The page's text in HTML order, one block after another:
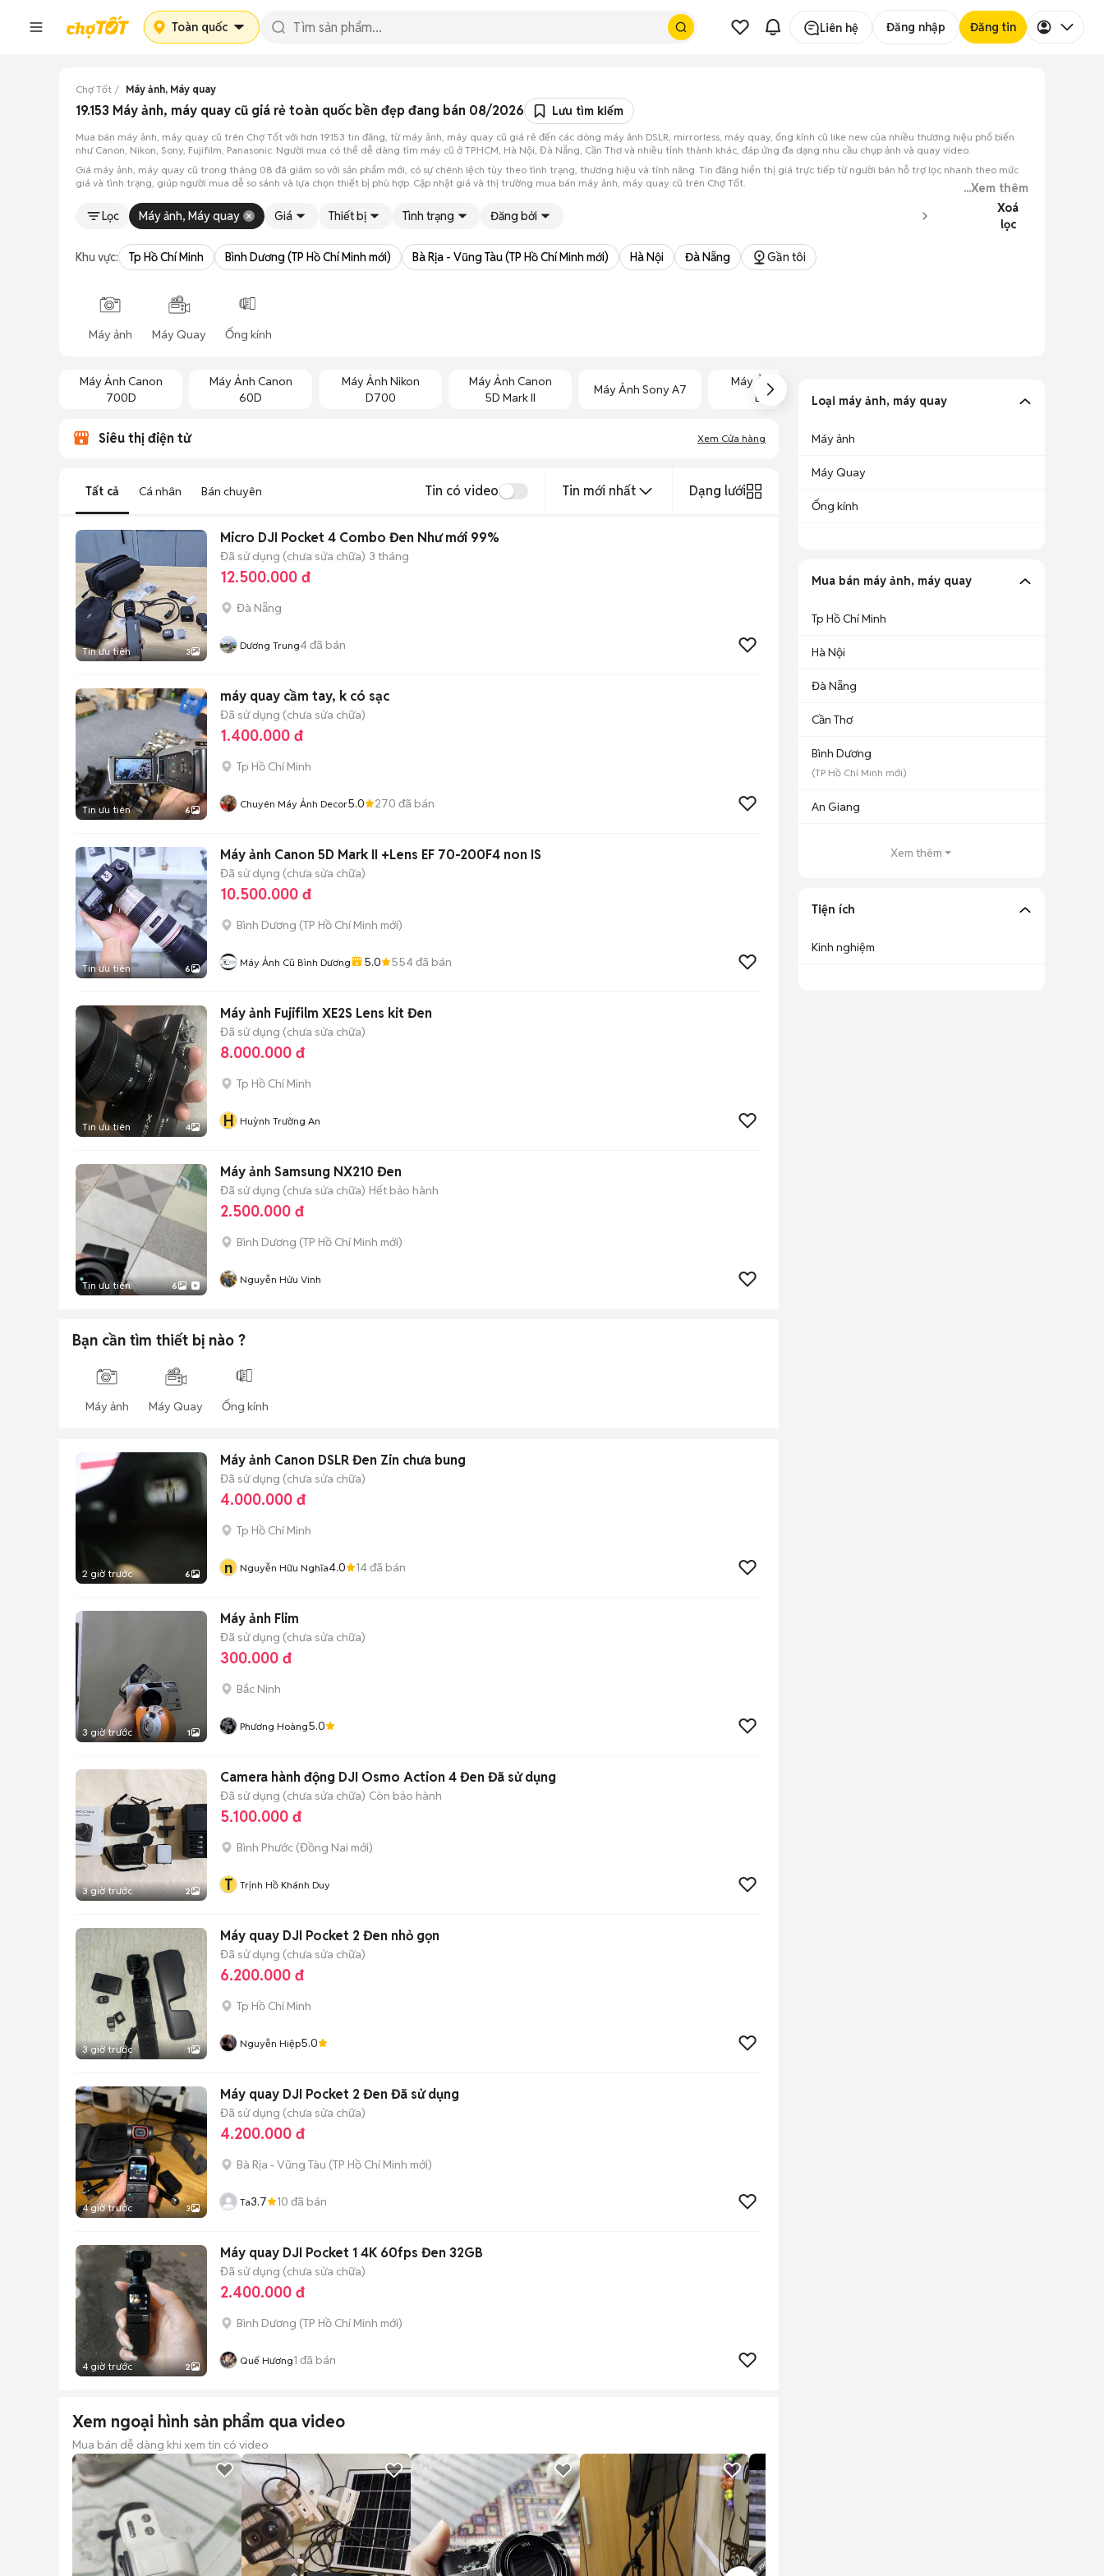
Toàn quốc Liên hệ Đăng nhập Đăng tin
Chợ Tốt Máy ảnh, Máy quay
19.153 Máy ảnh, máy quay cũ giá rẻ toàn quốc bền đẹp đang bán 08/2026 Lưu tìm kiếm
Mua bán máy ảnh, máy quay cũ trên Chợ Tốt với hơn 19.153 tin đăng, từ máy ảnh, máy quay cũ giá rẻ đến các dòng máy ảnh DSLR, mirrorless, máy quay, ống kính cũ like new của nhiều thương hiệu phổ biến
như Canon, Nikon, Sony, Fujifilm, Panasonic. Người mua có thể dễ dàng tìm máy cũ ở TP.HCM, Hà Nội, Đà Nẵng, Cần Thơ và nhiều tỉnh thành khác, đáp ứng đa dạng nhu cầu chụp ảnh và quay video.
Giá máy ảnh, máy quay cũ trong tháng 08 đã giảm so với sản phẩm mới, có sự chênh lệch tùy theo tình trạng, thương hiệu và tính năng. Tin đăng hiển thị giá trực tiếp từ người bán hỗ trợ lọc nhanh theo mức
giá và tình trạng, giúp người mua dễ so sánh và lựa chọn thiết bị phù hợp. Cập nhật giá và thị trường mua bán máy ảnh, máy quay cũ trên Chợ Tốt.
...Xem thêm
Lọc
Máy ảnh, Máy quay Giá Thiết bị Tình trạng Đăng bởi
Xoá
lọc
Khu vực: Tp Hồ Chí Minh Bình Dương (TP Hồ Chí Minh mới) Bà Rịa - Vũng Tàu (TP Hồ Chí Minh mới) Hà Nội Đà Nẵng Gần tôi
Máy ảnh Máy Quay Ống kính
Máy Ảnh Canon
700D
Máy Ảnh Canon
60D
Máy Ảnh Nikon
D700
Máy Ảnh Canon
5D Mark II
Máy Ảnh Sony A7
Máy Ảnh Nikon
D300
D80
Siêu thị điện tử Xem Cửa hàng
Tất cả Cá nhân Bán chuyên Tin có video Tin mới nhất Dạng lưới
Tin ưu tiên 3
Micro DJI Pocket 4 Combo Đen Như mới 99%
Đã sử dụng (chưa sửa chữa) 3 tháng
12.500.000 đ
Đà Nẵng
Dương Trung4đã bán
Tin ưu tiên 6
máy quay cầm tay, k có sạc
Đã sử dụng (chưa sửa chữa)
1.400.000 đ
Tp Hồ Chí Minh
Chuyên Máy Ảnh Decor5.0 270 đã bán
Tin ưu tiên 6
Máy ảnh Canon 5D Mark II +Lens EF 70-200F4 non IS
Đã sử dụng (chưa sửa chữa)
10.500.000 đ
Bình Dương (TP Hồ Chí Minh mới)
Máy Ảnh Cũ Bình Dương 5.0 554đã bán
Tin ưu tiên 4
Máy ảnh Fujifilm XE2S Lens kit Đen
Đã sử dụng (chưa sửa chữa)
8.000.000 đ
Tp Hồ Chí Minh
H Huỳnh Trường An
Tin ưu tiên 6
Máy ảnh Samsung NX210 Đen
Đã sử dụng (chưa sửa chữa) Hết bảo hành
2.500.000 đ
Bình Dương (TP Hồ Chí Minh mới)
Nguyễn Hửu Vinh
Bạn cần tìm thiết bị nào ?
Máy ảnh Máy Quay Ống kính
2 giờ trước 6
Máy ảnh Canon DSLR Đen Zin chưa bung
Đã sử dụng (chưa sửa chữa)
4.000.000 đ
Tp Hồ Chí Minh
n Nguyễn Hữu Nghĩa4.0 14đã bán
3 giờ trước 1
Máy ảnh Flim
Đã sử dụng (chưa sửa chữa)
300.000 đ
Bắc Ninh
Phương Hoàng5.0
3 giờ trước 2
Camera hành động DJI Osmo Action 4 Đen Đã sử dụng
Đã sử dụng (chưa sửa chữa) Còn bảo hành
5.100.000 đ
Bình Phước (Đồng Nai mới)
T Trịnh Hồ Khánh Duy
3 giờ trước 1
Máy quay DJI Pocket 2 Đen nhỏ gọn
Đã sử dụng (chưa sửa chữa)
6.200.000 đ
Tp Hồ Chí Minh
Nguyễn Hiệp5.0
4 giờ trước 3
Máy quay DJI Pocket 2 Đen Đã sử dụng
Đã sử dụng (chưa sửa chữa)
4.200.000 đ
Bà Rịa - Vũng Tàu (TP Hồ Chí Minh mới)
Ta3.7 10 đã bán
4 giờ trước 2
Máy quay DJI Pocket 1 4K 60fps Đen 32GB
Đã sử dụng (chưa sửa chữa)
2.400.000 đ
Bình Dương (TP Hồ Chí Minh mới)
Quế Hương1 đã bán
Xem ngoại hình sản phẩm qua video
Mua bán dễ dàng khi xem tin có video
Loại máy ảnh, máy quay
Máy ảnh
Máy Quay
Ống kính
Mua bán máy ảnh, máy quay
Tp Hồ Chí Minh
Hà Nội
Đà Nẵng
Cần Thơ
Bình Dương
(TP Hồ Chí Minh mới)
An Giang
Xem thêm
Tiện ích
Kinh nghiệm